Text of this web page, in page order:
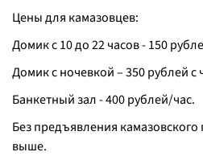
Цены для камазовцев:
Домик с 10 до 22 часов - 150
Домик с ночевкой – 350 рублей с
Банкетный зал - 400 рублей/час.
Без предъявления
выше.